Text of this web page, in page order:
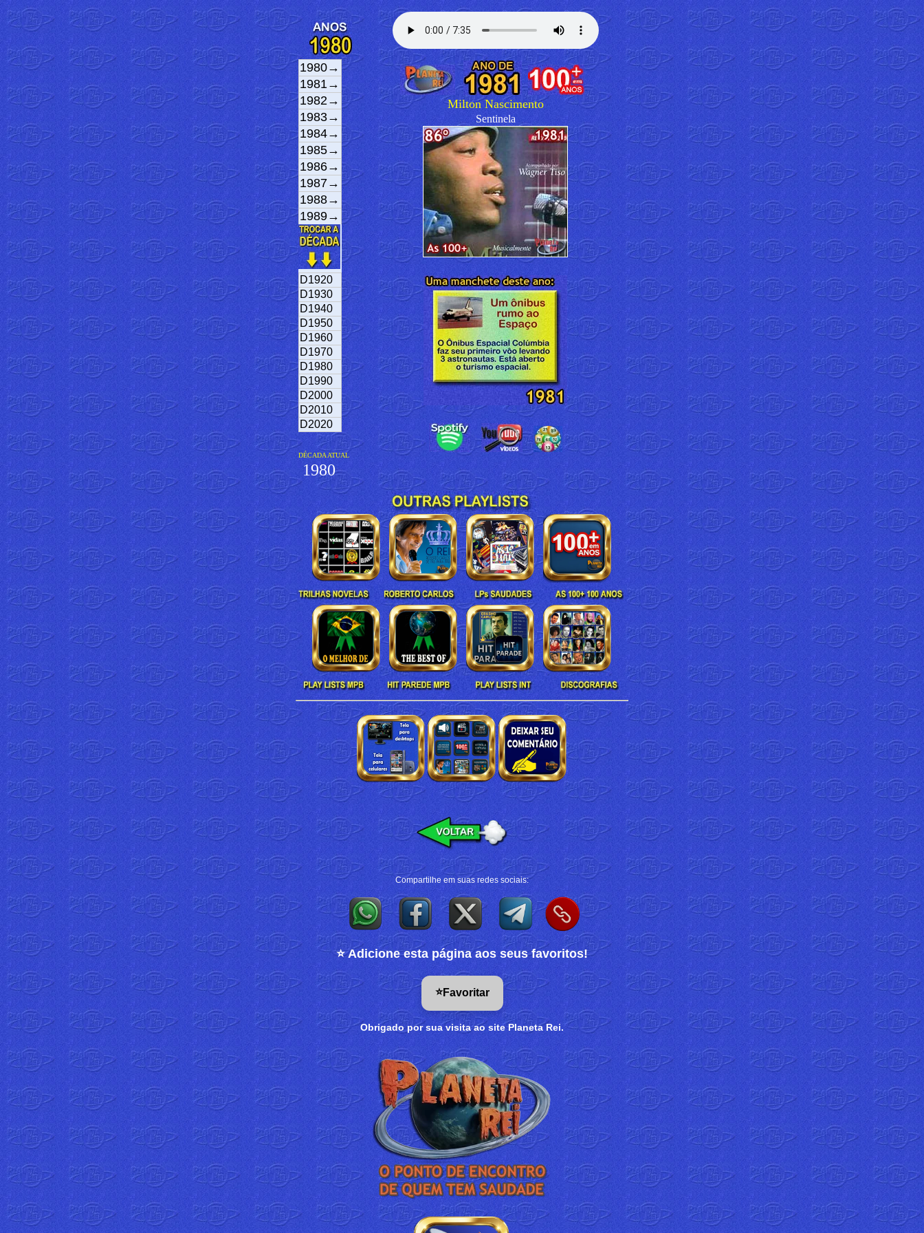
1980→
1981→
1982→
1983→
1984→
1985→
1986→
1987→
1988→
1989→
D1920
D1930
D1940
D1950
D1960
D1970
D1980
D1990
D2000
D2010
D2020
DÉCADA ATUAL
1980
Milton Nascimento
Sentinela
Compartilhe em suas redes sociais:
⭐ Adicione esta página aos seus favoritos!
⭐Favoritar
Obrigado por sua visita ao site Planeta Rei.